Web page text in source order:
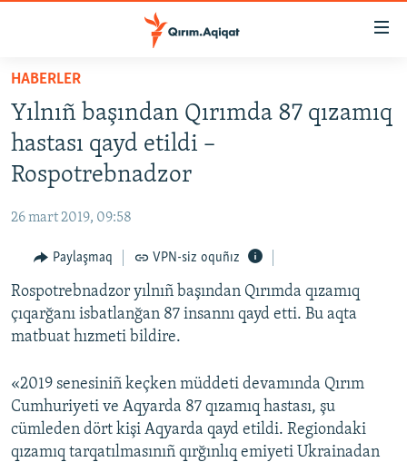
Esas
qaytmaq
Baş
navigatsiyağa
qaytmaq
Qıdıruvğa
HABERLER
İQTİSADİYAT
MEDENİYET
İNSAN AQLARI
VİDEO
SÜRET
FİKİR
Русский
HABERLER
Yılnıñ başından Qırımda 87 qızamıq
hastası qayd etildi –
Rospotrebnadzor
26 mart 2019, 09:58
Paylaşmaq VPN-siz oquñız
Rospotrebnadzor yılnıñ başından Qırımda qızamıq
çıqarğanı isbatlanğan 87 insannı qayd etti. Bu aqta
matbuat hızmeti bildire.
«2019 senesiniñ keçken müddeti devamında Qırım
Cumhuriyeti ve Aqyarda 87 qızamıq hastası, şu
cümleden dört kişi Aqyarda qayd etildi. Regiondaki
qızamıq tarqatılmasınıñ qırğınlıq emiyeti Ukrainadan